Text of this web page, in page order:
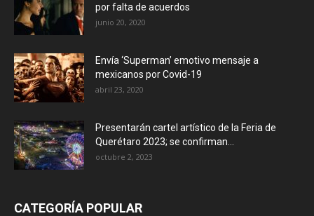
por falta de acuerdos
junio 20, 2020
Envía ‘Superman’ emotivo mensaje a
mexicanos por Covid-19
abril 23, 2020
Presentarán cartel artístico de la Feria de
Querétaro 2023; se confirman...
octubre 2, 2023
CATEGORÍA POPULAR